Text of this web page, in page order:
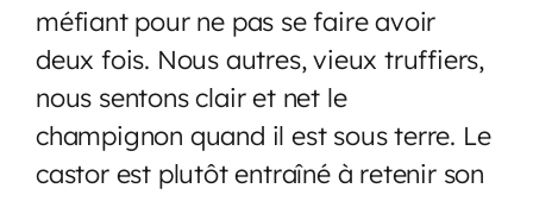
méfiant pour ne pas se faire avoir
deux fois. Nous autres, vieux truffiers,
nous sentons clair et net le
champignon quand il est sous terre. Le
castor est plutôt entraîné à retenir son